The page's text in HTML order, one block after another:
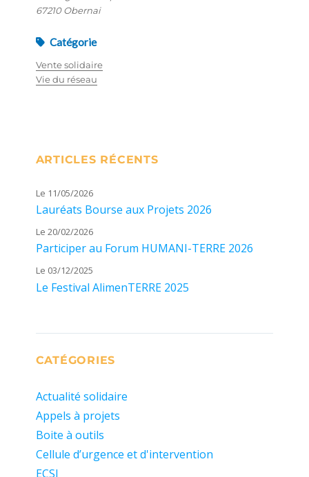
67210 Obernai
Catégorie
Vente solidaire
Vie du réseau
ARTICLES RÉCENTS
Le 11/05/2026
Lauréats Bourse aux Projets 2026
Le 20/02/2026
Participer au Forum HUMANI-TERRE 2026
Le 03/12/2025
Le Festival AlimenTERRE 2025
CATÉGORIES
Actualité solidaire
Appels à projets
Boite à outils
Cellule d’urgence et d'intervention
ECSI